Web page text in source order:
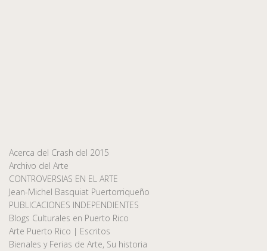
Acerca del Crash del 2015
Archivo del Arte
CONTROVERSIAS EN EL ARTE
Jean-Michel Basquiat Puertorriqueño
PUBLICACIONES INDEPENDIENTES
Blogs Culturales en Puerto Rico
Arte Puerto Rico | Escritos
Bienales y Ferias de Arte, Su historia